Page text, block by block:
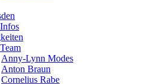
Anny-Lynn Modes
Anton Braun
Cornelius Rabe